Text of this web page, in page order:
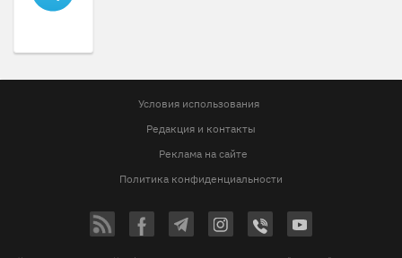
Условия использования
Редакция и контакты
Реклама на сайте
Политика конфиденциальности